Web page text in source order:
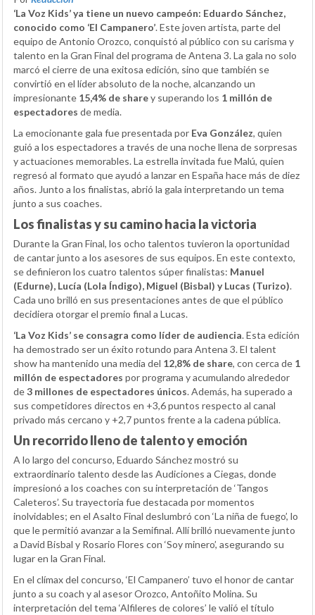
‘La Voz Kids’ ya tiene un nuevo campeón: Eduardo Sánchez,
conocido como ‘El Campanero’. Este joven artista, parte del
equipo de Antonio Orozco, conquistó al público con su carisma y
talento en la Gran Final del programa de Antena 3. La gala no solo
marcó el cierre de una exitosa edición, sino que también se
convirtió en el líder absoluto de la noche, alcanzando un
impresionante 15,4% de sharey superando los 1 millón de
espectadores de media.
La emocionante gala fue presentada por Eva González, quien
guió a los espectadores a través de una noche llena de sorpresas
y actuaciones memorables. La estrella invitada fue Malú, quien
regresó al formato que ayudó a lanzar en España hace más de diez
años. Junto a los finalistas, abrió la gala interpretando un tema
junto a sus coaches.
Los finalistas y su camino hacia la victoria
Durante la Gran Final, los ocho talentos tuvieron la oportunidad
de cantar junto a los asesores de sus equipos. En este contexto,
se definieron los cuatro talentos súper finalistas: Manuel
(Edurne), Lucía (Lola Índigo), Miguel (Bisbal) y Lucas (Turizo).
Cada uno brilló en sus presentaciones antes de que el público
decidiera otorgar el premio final a Lucas.
‘La Voz Kids’ se consagra como líder de audiencia. Esta edición
ha demostrado ser un éxito rotundo para Antena 3. El talent
show ha mantenido una media del 12,8% de share, con cerca de 1
millón de espectadores por programa y acumulando alrededor
de3 millones de espectadores únicos. Además, ha superado a
sus competidores directos en +3,6 puntos respecto al canal
privado más cercano y +2,7 puntos frente a la cadena pública.
Un recorrido lleno de talento y emoción
A lo largo del concurso, Eduardo Sánchez mostró su
extraordinario talento desde las Audiciones a Ciegas, donde
impresionó a los coaches con su interpretación de ‘Tangos
Caleteros’. Su trayectoria fue destacada por momentos
inolvidables; en el Asalto Final deslumbró con ‘La niña de fuego’, lo
que le permitió avanzar a la Semifinal. Allí brilló nuevamente junto
a David Bisbal y Rosario Flores con ‘Soy minero’, asegurando su
lugar en la Gran Final.
En el clímax del concurso, ‘El Campanero’ tuvo el honor de cantar
junto a su coach y al asesor Orozco, Antoñito Molina. Su
interpretación del tema ‘Alfileres de colores’ le valió el título